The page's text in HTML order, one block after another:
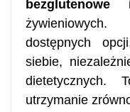
bezglutenowe i
dostępnych
siebie,
dietetycznych.
utrzymanie